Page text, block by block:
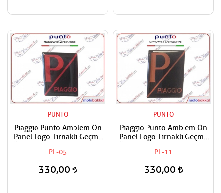
PUNTO
Piaggio Punto Amblem Ön
Panel Logo Tırnaklı Geçme
Kırmızı
PL-05
330,00
PUNTO
Piaggio Punto Amblem Ön
Panel Logo Tırnaklı Geçme
Oranj
PL-11
330,00